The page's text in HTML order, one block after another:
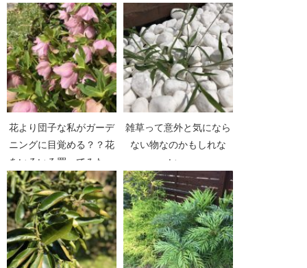
の失敗。
花より団子な私がガーデ
ニングに目覚める？？花
をいろいろ買ってみた。
雑草って意外と気になら
ない物なのかもしれな
い。